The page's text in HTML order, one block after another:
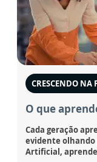
CRESCENDO NA
O que
Cada geração
evidente olhando
Artificial,